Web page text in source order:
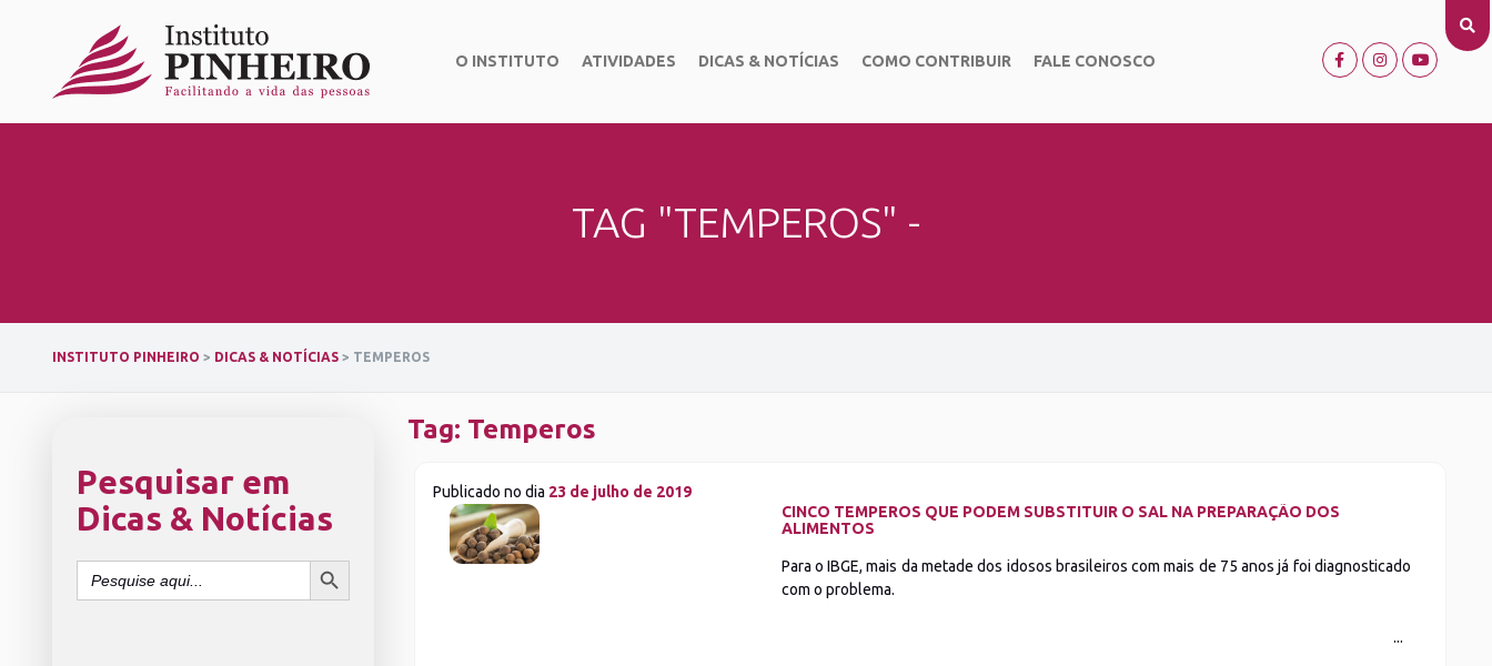
O INSTITUTO ATIVIDADES DICAS & NOTÍCIAS COMO CONTRIBUIR FALE CONOSCO
TAG "TEMPEROS" -
INSTITUTO PINHEIRO > DICAS & NOTÍCIAS > TEMPEROS
Pesquisar em
Dicas & Notícias
Search
for:
SEARCH BUTTON
Tag: Temperos
Publicado no dia 23 de julho de 2019
CINCO TEMPEROS QUE PODEM SUBSTITUIR O SAL NA PREPARAÇÃO DOS
ALIMENTOS
Para o IBGE, mais da metade dos idosos brasileiros com mais de 75 anos já foi diagnosticado
com o problema.